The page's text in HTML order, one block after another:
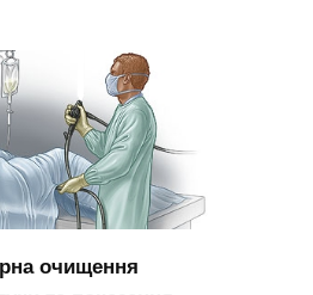
очищення